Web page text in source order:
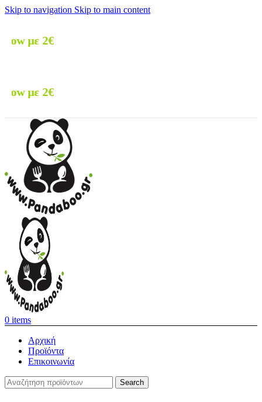
Skip to navigation Skip to main content
0 items
Αρχική
Προϊόντα
Επικοινωνία
Search